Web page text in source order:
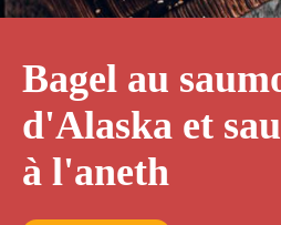
Bagel au
d'Alaska et
à l'aneth